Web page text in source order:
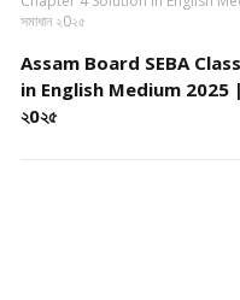
সমাধান ২0২৫
Assam Board SEBA
in English Medium 2025 |
২0২৫